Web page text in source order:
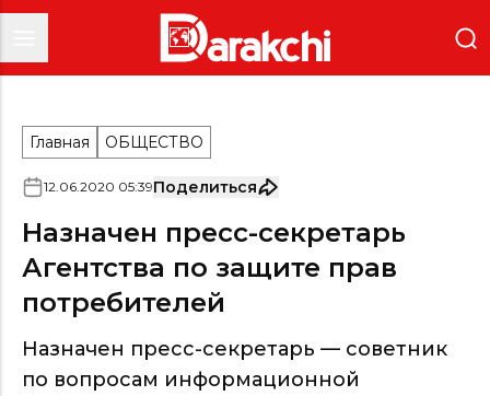
Главная ОБЩЕСТВО
12.06.2020 05:39Поделиться
Назначен пресс-секретарь
Агентства по защите прав
потребителей
Назначен пресс-секретарь — советник
по вопросам информационной